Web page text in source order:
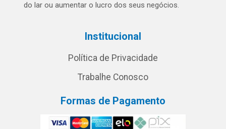
do lar ou aumentar o lucro dos seus negócios.
Institucional
Política de Privacidade
Trabalhe Conosco
Formas de Pagamento